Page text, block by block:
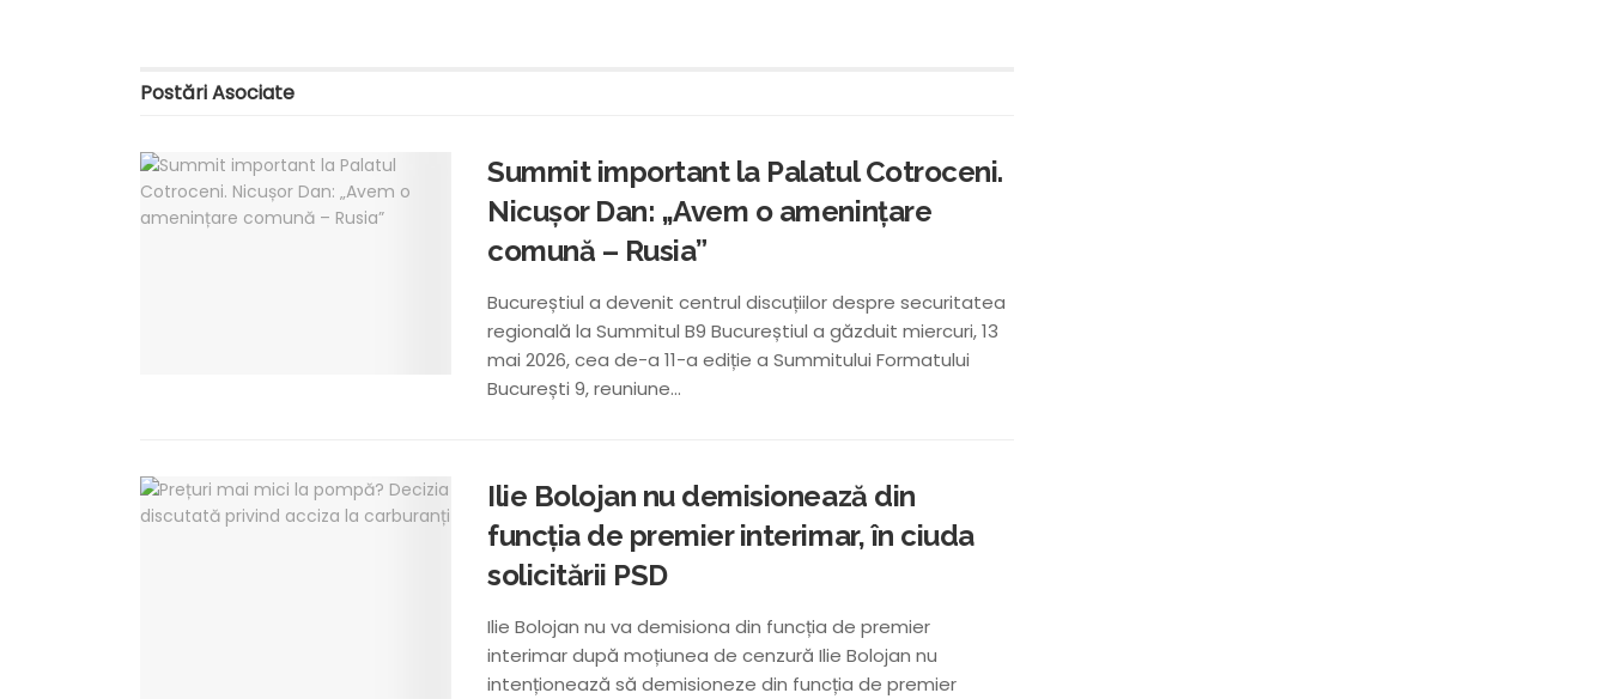
PostăriAsociate
Summit important la Palatul Cotroceni.
Nicușor Dan: „Avem o amenințare
comună – Rusia”
Bucureștiul a devenit centrul discuțiilor despre securitatea
regională la Summitul B9 Bucureștiul a găzduit miercuri, 13
mai 2026, cea de-a 11-a ediție a Summitului Formatului
București 9, reuniune...
Ilie Bolojan nu demisionează din
funcția de premier interimar, în ciuda
solicitării PSD
Ilie Bolojan nu va demisiona din funcția de premier
interimar după moțiunea de cenzură Ilie Bolojan nu
intenționează să demisioneze din funcția de premier